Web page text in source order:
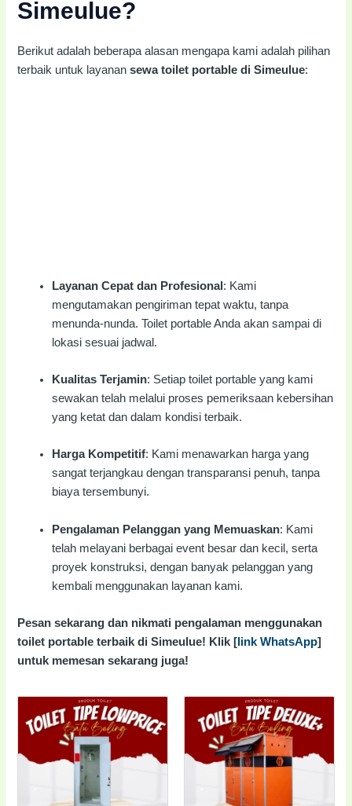
Simeulue?
Berikut adalah beberapa alasan mengapa kami adalah pilihan
terbaik untuk layanansewa toilet portable di Simeulue:
Layanan Cepat dan Profesional: Kami
mengutamakan pengiriman tepat waktu, tanpa
menunda-nunda. Toilet portable Anda akan sampai di
lokasi sesuai jadwal.
Kualitas Terjamin: Setiap toilet portable yang kami
sewakan telah melalui proses pemeriksaan kebersihan
yang ketat dan dalam kondisi terbaik.
Harga Kompetitif: Kami menawarkan harga yang
sangat terjangkau dengan transparansi penuh, tanpa
biaya tersembunyi.
Pengalaman Pelanggan yang Memuaskan: Kami
telah melayani berbagai event besar dan kecil, serta
proyek konstruksi, dengan banyak pelanggan yang
kembali menggunakan layanan kami.
Pesan sekarang dan nikmati pengalaman menggunakan
toilet portable terbaik di Simeulue! Klik [ link WhatsApp]
untuk memesan sekarang juga!